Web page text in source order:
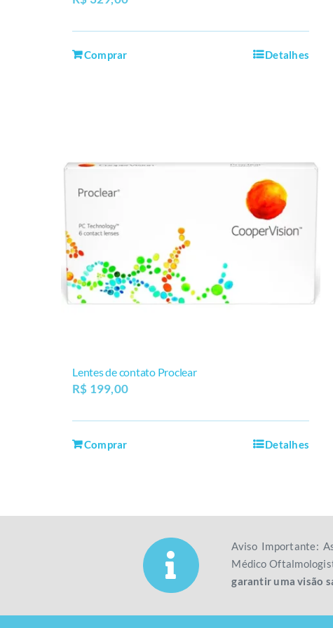
Comprar Detalhes
Lentes de contato Proclear
R$ 199,00
Comprar Detalhes
Aviso Importante:
Médico
garantir uma visão